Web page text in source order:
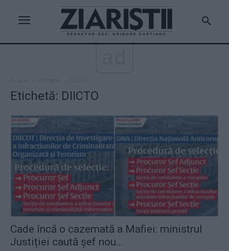
Etichetă: DIICTO
Cade încă o cazemată a Mafiei: ministrul
Justiției caută șef nou...